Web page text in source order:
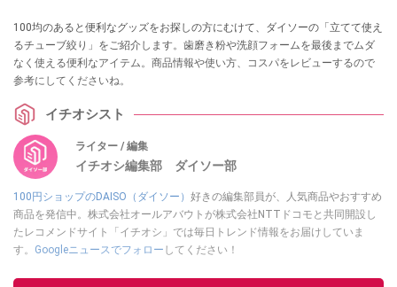
100均のあると便利なグッズをお探しの方にむけて、ダイソーの「立てて使え
るチューブ絞り」をご紹介します。歯磨き粉や洗顔フォームを最後までムダ
なく使える便利なアイテム。商品情報や使い方、コスパをレビューするので
参考にしてくださいね。
イチオシスト
ライター / 編集
イチオシ編集部 ダイソー部
100円ショップのDAISO（ダイソー） 好きの編集部員が、人気商品やおすすめ
商品を発信中。株式会社オールアバウトが株式会社NTTドコモと共同開設し
たレコメンドサイト「イチオシ」では毎日トレンド情報をお届けしていま
す。 Googleニュースでフォロー してください！
このイチオシストの他の記事を読む